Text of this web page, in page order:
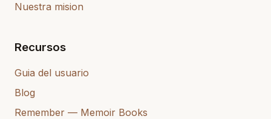
Nuestra mision
Recursos
Guia del usuario
Blog
Remember — Memoir Books